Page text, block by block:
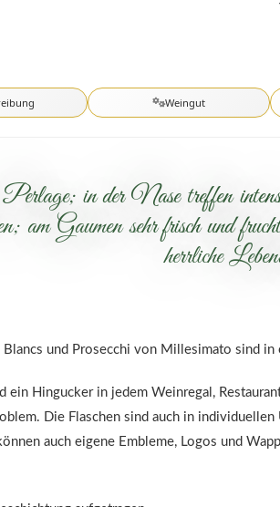
Weingut
Perlage; in der Nase treffen
am Gaumen sehr frisch und
herrliche
und Prosecchi von Millesimato sind in
ein Hingucker in jedem Weinregal,
Die Flaschen sind auch in
auch eigene Embleme, Logos und